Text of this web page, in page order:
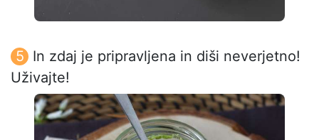
In zdaj je pripravljena in diši neverjetno!
Uživajte!